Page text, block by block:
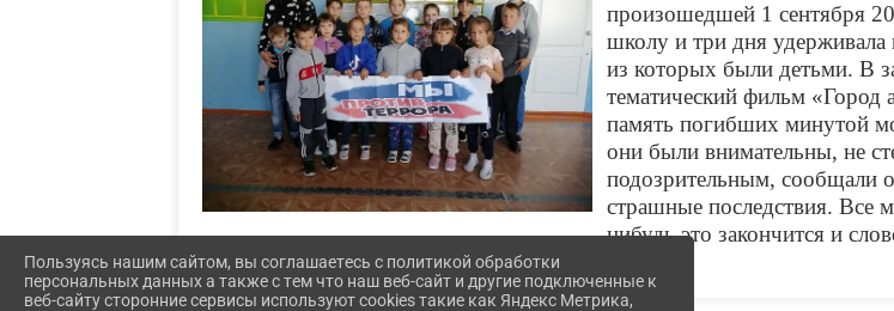
произошедшей 1 сентября
школу и три дня удерживала
из которых были детьми. В
тематический фильм «Город
память погибших минутой
они были внимательны, не
подозрительным, сообщали
страшные последствия. Все
нибудь это закончится и
Пользуясь нашим сайтом, вы соглашаетесь с политикой обработки
персональных данных а также с тем что наш веб-сайт и другие подключенные к
веб-сайту сторонние сервисы используют cookies такие как Яндекс Метрика,